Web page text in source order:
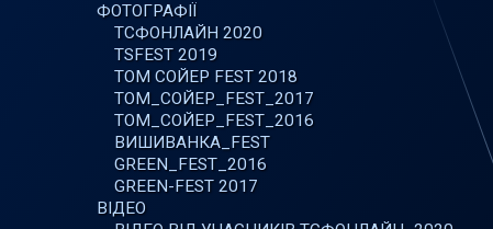
ФОТОГРАФІЇ
ТСФОНЛАЙН 2020
TSFEST 2019
ТОМ СОЙЕР FEST 2018
ТОМ_СОЙЕР_FEST_2017
ТОМ_СОЙЕР_FEST_2016
ВИШИВАНКА_FEST
GREEN_FEST_2016
GREEN-FEST 2017
ВІДЕО